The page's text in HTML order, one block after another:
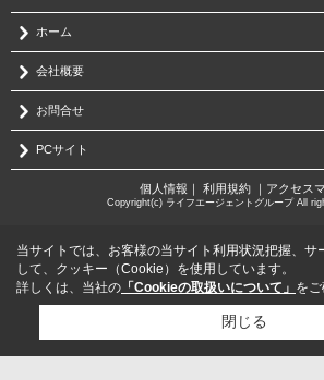
ホーム
会社概要
お問合せ
PCサイト
個人情報 ｜ 利用規約｜ アクセス
Copyright(c) ライフエージェントグループ All
当サイトでは、お客様の当サイト利用状況把握、サ
して、クッキー（Cookie）を使用しています。
詳しくは、当社の 「Cookieの取扱いについて」 をご
閉じる